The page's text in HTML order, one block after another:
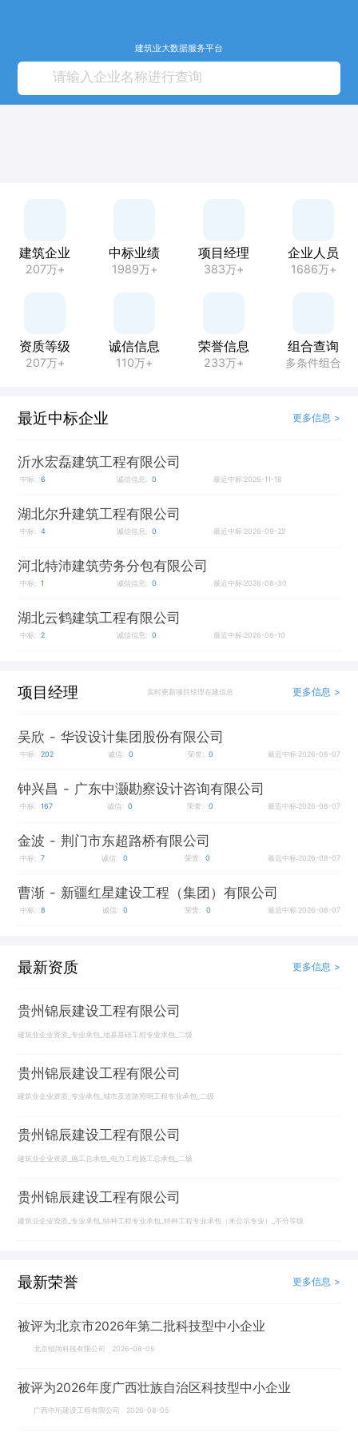
建筑业大数据服务平台
建筑企业
207万+
中标业绩
1989万+
项目经理
383万+
企业人员
1686万+
资质等级
207万+
诚信信息
110万+
荣誉信息
233万+
组合查询
多条件组合
最近中标企业 更多信息 >
沂水宏磊建筑工程有限公司
中标: 6 诚信信息: 0 最近中标:2026-11-18
湖北尔升建筑工程有限公司
中标: 4 诚信信息: 0 最近中标:2026-09-22
河北特沛建筑劳务分包有限公司
中标: 1 诚信信息: 0 最近中标:2026-08-30
湖北云鹤建筑工程有限公司
中标: 2 诚信信息: 0 最近中标:2026-08-10
项目经理 实时更新项目经理在建信息 更多信息 >
吴欣 - 华设设计集团股份有限公司
中标: 202 诚信: 0 荣誉: 0 最近中标:2026-08-07
钟兴昌 - 广东中灏勘察设计咨询有限公司
中标: 167 诚信: 0 荣誉: 0 最近中标:2026-08-07
金波 - 荆门市东超路桥有限公司
中标: 7 诚信: 0 荣誉: 0 最近中标:2026-08-07
曹渐 - 新疆红星建设工程（集团）有限公司
中标: 8 诚信: 0 荣誉: 0 最近中标:2026-08-07
最新资质 更多信息 >
贵州锦辰建设工程有限公司
建筑业企业资质_专业承包_地基基础工程专业承包_二级
贵州锦辰建设工程有限公司
建筑业企业资质_专业承包_城市及道路照明工程专业承包_二级
贵州锦辰建设工程有限公司
建筑业企业资质_施工总承包_电力工程施工总承包_二级
贵州锦辰建设工程有限公司
建筑业企业资质_专业承包_特种工程专业承包_特种工程专业承包（未公示专业）_不分等级
最新荣誉 更多信息 >
被评为北京市2026年第二批科技型中小企业
北京恒尚科技有限公司 2026-08-05
被评为2026年度广西壮族自治区科技型中小企业
广西中珩建设工程有限公司 2026-08-05